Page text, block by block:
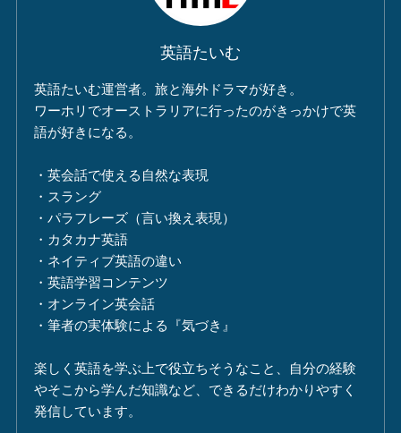
英語たいむ
英語たいむ運営者。旅と海外ドラマが好き。
ワーホリでオーストラリアに行ったのがきっかけで英
語が好きになる。
・英会話で使える自然な表現
・スラング
・パラフレーズ（言い換え表現）
・カタカナ英語
・ネイティブ英語の違い
・英語学習コンテンツ
・オンライン英会話
・筆者の実体験による『気づき』
楽しく英語を学ぶ上で役立ちそうなこと、自分の経験
やそこから学んだ知識など、できるだけわかりやすく
発信しています。